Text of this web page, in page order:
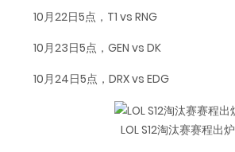
10月22日5点，T1 vs RNG
10月23日5点，GEN vs DK
10月24日5点，DRX vs EDG
LOL S12淘汰赛赛程出炉